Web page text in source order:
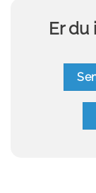
Er du